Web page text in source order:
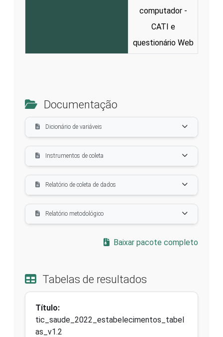
computador -
CATI e
questionário Web
Documentação
Dicionário de variáveis
Instrumentos de coleta
Relatório de coleta de dados
Relatório metodológico
Baixar pacote completo
Tabelas de resultados
Título:
tic_saude_2022_estabelecimentos_tabel
as_v1.2